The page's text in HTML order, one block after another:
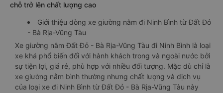
chỗ trở lên chất lượng cao
Giới thiệu dòng xe giường nằm đi Ninh Bình từ Đất Đỏ
- Bà Rịa-Vũng Tàu
Xe giường nằm Đất Đỏ - Bà Rịa-Vũng Tàu đi Ninh Bình là loại
xe khá phổ biến đối với hành khách trong và ngoài nước bởi
sự tiện lợi, giá rẻ, phù hợp với nhiều đối tượng. Mặc dù chỉ là
xe giường nằm bình thường nhưng chất lượng và dịch vụ
của loại xe đi Ninh Bình từ Đất Đỏ - Bà Rịa-Vũng Tàu này